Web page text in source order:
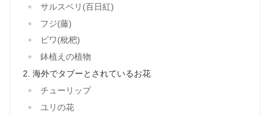
サルスベリ(百日紅)
フジ(藤)
ビワ(枇杷)
鉢植えの植物
海外でタブーとされているお花
チューリップ
ユリの花